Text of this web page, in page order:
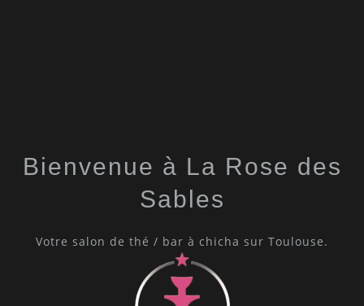
Bienvenue à La Rose des
Sables
Votre salon de thé / bar à chicha sur Toulouse.